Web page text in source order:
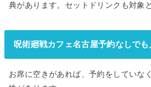
典があります。セットドリンクも対象
呪術廻戦カフェ名古屋予約なしでも
お席に空きがあれば、予約をしていな